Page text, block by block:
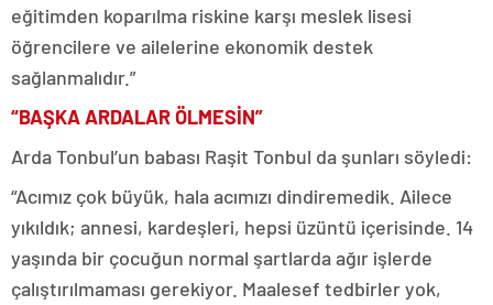
eğitimden koparılma riskine karşı meslek lisesi
öğrencilere ve ailelerine ekonomik destek
sağlanmalıdır.”
“BAŞKA ARDALAR ÖLMESİN”
Arda Tonbul’un babası Raşit Tonbul da şunları söyledi:
“Acımız çok büyük, hala acımızı dindiremedik. Ailece
yıkıldık; annesi, kardeşleri, hepsi üzüntü içerisinde. 14
yaşında bir çocuğun normal şartlarda ağır işlerde
çalıştırılmaması gerekiyor. Maalesef tedbirler yok,